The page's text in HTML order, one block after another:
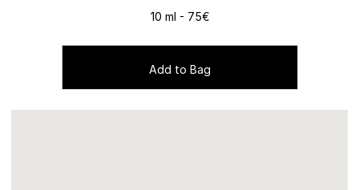
10 ml - 75€
Add to Bag